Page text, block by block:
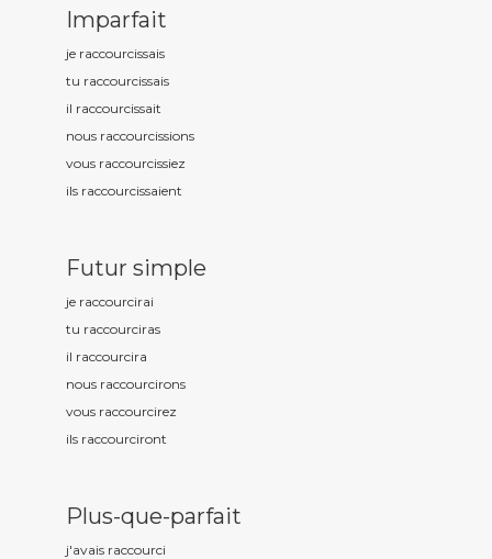
Imparfait
je raccourcissais
tu raccourcissais
il raccourcissait
nous raccourcissions
vous raccourcissiez
ils raccourcissaient
Futur simple
je raccourcirai
tu raccourciras
il raccourcira
nous raccourcirons
vous raccourcirez
ils raccourciront
Plus-que-parfait
j'avais raccourci